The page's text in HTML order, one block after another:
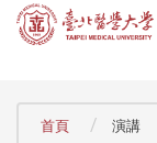
首頁 演講